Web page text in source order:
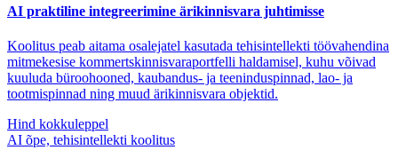
AI praktiline integreerimine ärikinnisvara juhtimisse
Koolitus peab aitama osalejatel kasutada tehisintellekti töövahendina
mitmekesise kommertskinnisvaraportfelli haldamisel, kuhu võivad
kuuluda büroohooned, kaubandus- ja teeninduspinnad, lao- ja
tootmispinnad ning muud ärikinnisvara objektid.
Hind kokkuleppel
AI õpe, tehisintellekti koolitus